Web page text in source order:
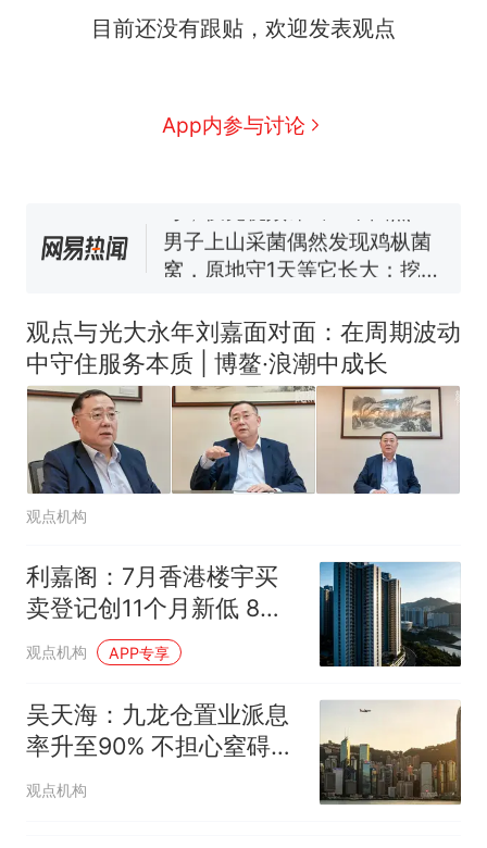
目前还没有跟贴，欢迎发表观点
App内参与讨论
新 那个在床头放菜刀的女孩，
因老师一句“跟我回家”改写了
协会回应
男子上山采菌偶然发现鸡枞菌
窝，原地守1天等它长大：挖了
回大海 目击者直呼震惊 （视频
来源：参考消息）
笔试第一被第二名传话劝弃考
官方通报
热 制裁瓜子饺子，美国怕什
观点与光大永年刘嘉面对面：在周期波动
中守住服务本质 | 博鳌·浪潮中成长
观点机构
利嘉阁：7月香港楼宇买
卖登记创11个月新低 8月
料反弹16%
观点机构 APP专享
吴天海：九龙仓置业派息
率升至90% 不担心窒碍发
展
观点机构